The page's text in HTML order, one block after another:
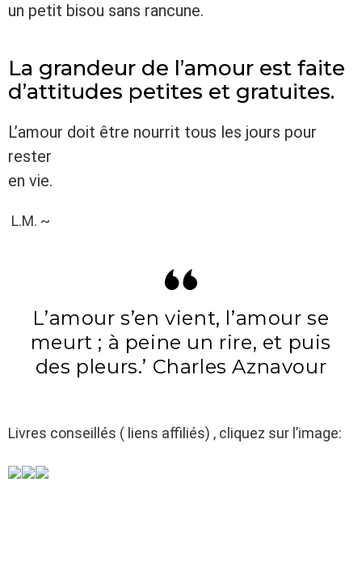
un petit bisou sans rancune.
La grandeur de l’amour est faite
d’attitudes petites et gratuites.
L’amour doit être nourrit tous les jours pour
rester
en vie.
L.M. ~
L’amour s’en vient, l’amour se
meurt ; à peine un rire, et puis
des pleurs.’ Charles Aznavour
Livres conseillés ( liens affiliés) , cliquez sur l’image: